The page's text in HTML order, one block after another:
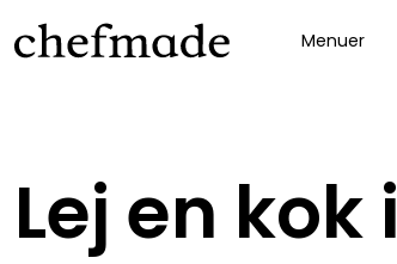
Menuer
Lej en kok i